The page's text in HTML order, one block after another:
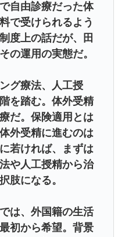
自由診療だった体
で受けられるよう
度上の話だが、田
の運用の実態だ。
グ療法、人工授
を踏む。体外受精
だ。保険適用とは
外受精に進むのは
若ければ、まずは
や人工授精から治
肢になる。
は、外国籍の生活
初から希望。背景